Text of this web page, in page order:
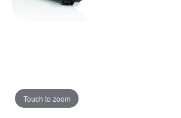
Touch to zoom